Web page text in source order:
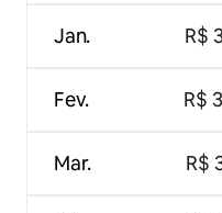
Jan.
Fev.
Mar.
R$
R$
R$